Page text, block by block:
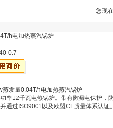
您现
h电加热蒸汽锅炉
0.7
蒸发量0.04T/h电加热蒸汽锅炉
率12千瓦电热锅炉。带有防漏电保护，
通过ISO9001以及欧盟CE质量体系认证。